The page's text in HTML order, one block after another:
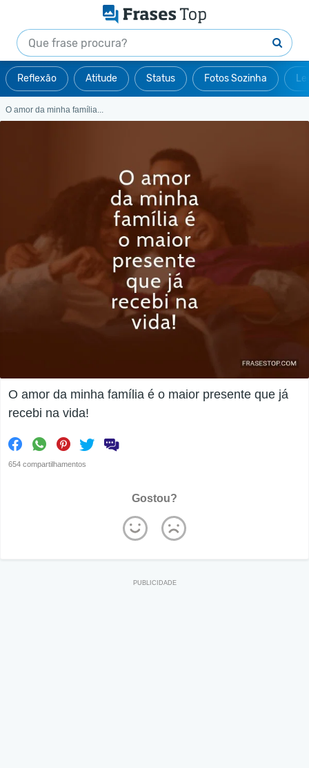
Reflexão Atitude Status Fotos Sozinha
O amor da minha família...
O amor da minha família é o maior presente que já
recebi na vida!
654 compartilhamentos
Gostou?